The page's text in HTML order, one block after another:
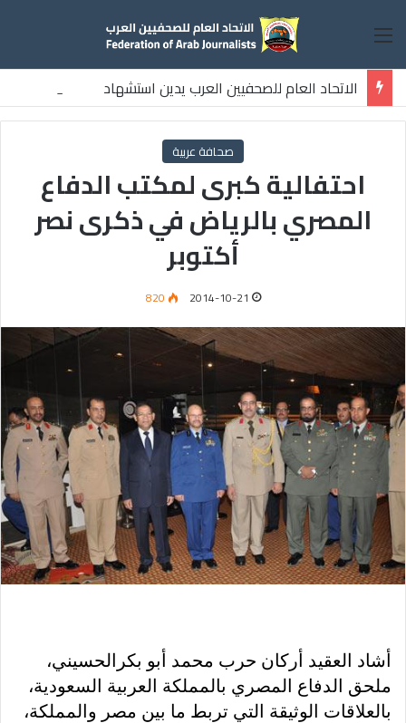
القائمة
الاتحاد العام للصحفيين العرب يدين استشهاد
ثلاثة صحفيين فلسطينيين باستهداف إسرائيلي وسط قطاع غزة
صحافة عربية
احتفالية كبرى لمكتب الدفاع
المصري بالرياض في ذكرى نصر
أكتوبر
2014-10-21
820
أشاد العقيد أركان حرب محمد أبو بكرالحسيني،
ملحق الدفاع المصري بالمملكة العربية السعودية،
بالعلاقات الوثيقة التي تربط ما بين مصر والمملكة،